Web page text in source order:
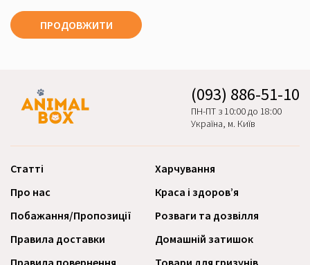
ПРОДОВЖИТИ
(093) 886-51-10
ПН-ПТ з 10:00 до 18:00
Україна, м. Київ
Статті
Про нас
Побажання/Пропозиції
Правила доставки
Правила повернення
Харчування
Краса і здоров’я
Розваги та дозвілля
Домашній затишок
Товари для гризунів